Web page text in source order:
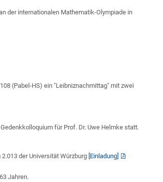
der internationalen Mathematik-Olympiade in
(Pabel-HS) ein "Leibniznachmittag" mit zwei
für Prof. Dr. Uwe Helmke statt.
der Universität Würzburg [Einladung]
Jahren.